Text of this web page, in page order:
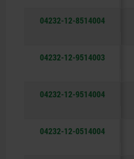
04232-12-8514004
04232-12-9514003
04232-12-9514004
04232-12-0514004